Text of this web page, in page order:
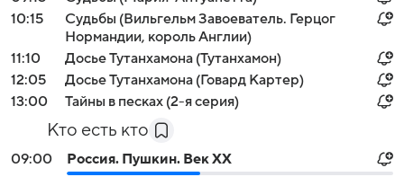
10:15
Судьбы (Вильгельм Завоеватель. Герцог
Нормандии, король Англии)
11:10
Досье Тутанхамона (Тутанхамон)
12:05
Досье Тутанхамона (Говард Картер)
13:00
Тайны в песках (2-я серия)
Кто есть кто
09:00
Россия. Пушкин. Век XX